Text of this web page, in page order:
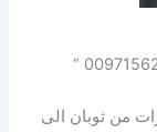
من ثوبان الى